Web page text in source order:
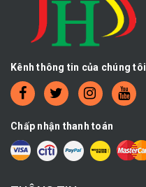
Kênh thông tin của chúng tôi
Chấp nhận thanh toán